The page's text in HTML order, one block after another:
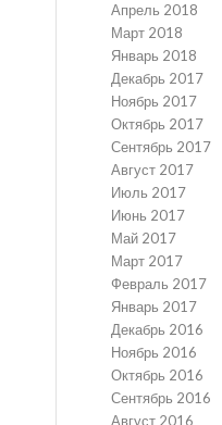
Апрель 2018
Март 2018
Январь 2018
Декабрь 2017
Ноябрь 2017
Октябрь 2017
Сентябрь 2017
Август 2017
Июль 2017
Июнь 2017
Май 2017
Март 2017
Февраль 2017
Январь 2017
Декабрь 2016
Ноябрь 2016
Октябрь 2016
Сентябрь 2016
Август 2016